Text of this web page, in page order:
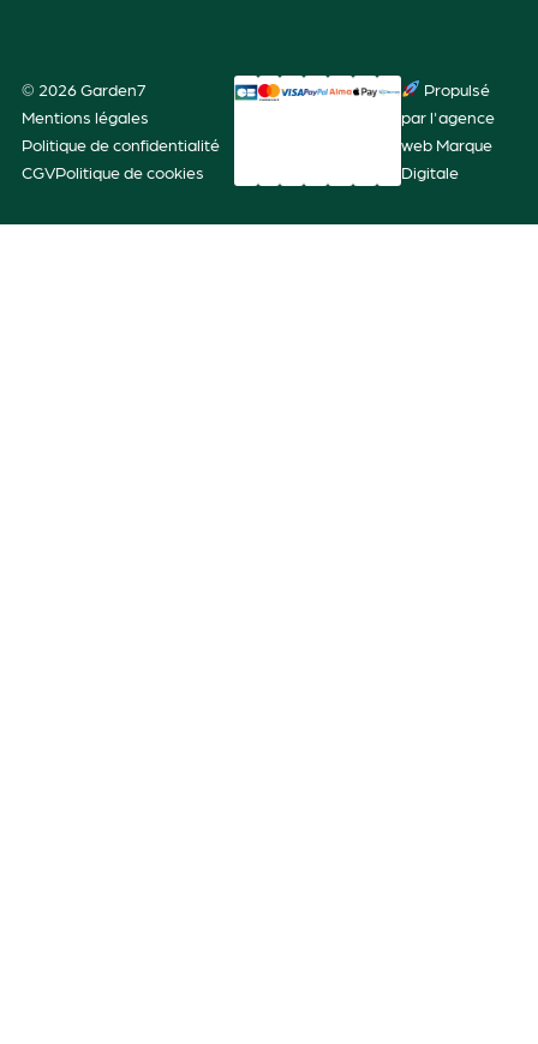
© 2026 Garden7
Mentions légales
Politique de confidentialité
CGVPolitique de cookies
Propulsé
par l'agence
web Marque
Digitale